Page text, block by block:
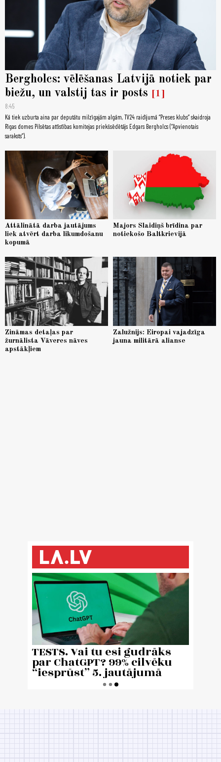
Bergholcs: vēlēšanas Latvijā notiek par
biežu, un valstij tas ir posts
1
8:45
Kā tiek uzburta aina par deputātu milzīgajām algām, TV24 raidījumā “Preses klubs” skaidroja
Rīgas domes Pilsētas attīstības komitejas priekšsēdētājs Edgars Bergholcs (“Apvienotais
saraksts”).
Attālinātā darba jautājums
liek atvērt darba likumdošanu
kopumā
Majors Slaidiņš brīdina par
notiekošo Baltkrievijā
Zināmas detaļas par
žurnālista Vāveres nāves
apstākļiem
Zalužnijs: Eiropai vajadzīga
jauna militārā alianse